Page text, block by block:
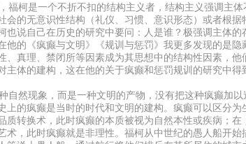
柯是一个不折不扣的结构主义者，结构主义强调主体
会的无意识性结构（礼仪、习惯、意识形态）或者根据
也说自己在历史的研究中要问：人是谁？极强调主体的
他的《疯癫与文明》《规训与惩罚》我更多发现的是隐
、真理、禁闭所等因素成为其思想中的结构性因素，他
主体的建构，这在他的关于疯癫和惩罚规训的研究中得
然现象，而是一种文明的产物，没有把这种疯癫加以
上的疯癫是当时的时代和文明的建构。疯癫可以区分为
转换术，此时疯癫的本质被视为自然本性或疾病；在
术，此时疯癫就是非理性。福柯从中世纪的愚人船开始